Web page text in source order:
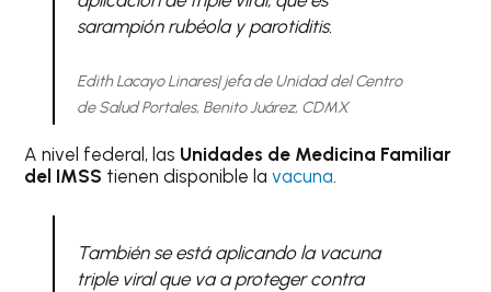
sarampión rubéola y parotiditis.
Edith Lacayo Linares| jefa de Unidad del Centro
de Salud Portales, Benito Juárez, CDMX
A nivel federal, las Unidades de Medicina Familiar
del IMSS tienen disponible lavacuna.
También se está aplicando la vacuna
triple viral que va a proteger contra